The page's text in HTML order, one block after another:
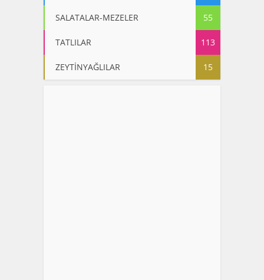
SALATALAR-MEZELER 55
TATLILAR 113
ZEYTİNYAĞLILAR 15